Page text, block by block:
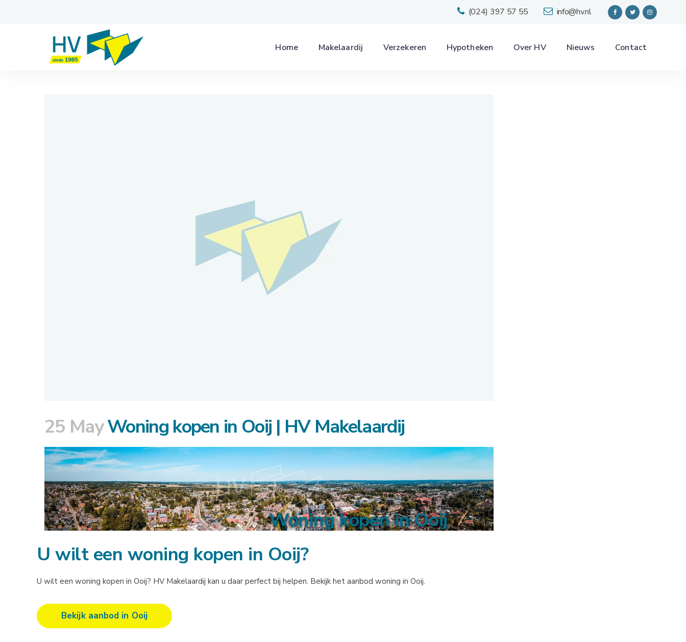
(024) 397 57 55 info@hv.nl
Home Makelaardij Verzekeren Hypotheken Over HV Nieuws Contact
25 MayWoning kopen in Ooij | HV Makelaardij
Woning kopen in Ooij
U wilt een woning kopen in Ooij?
U wilt een woning kopen in Ooij? HV Makelaardij kan u daar perfect bij helpen. Bekijk het aanbod woning in Ooij.
Bekijk aanbod in Ooij